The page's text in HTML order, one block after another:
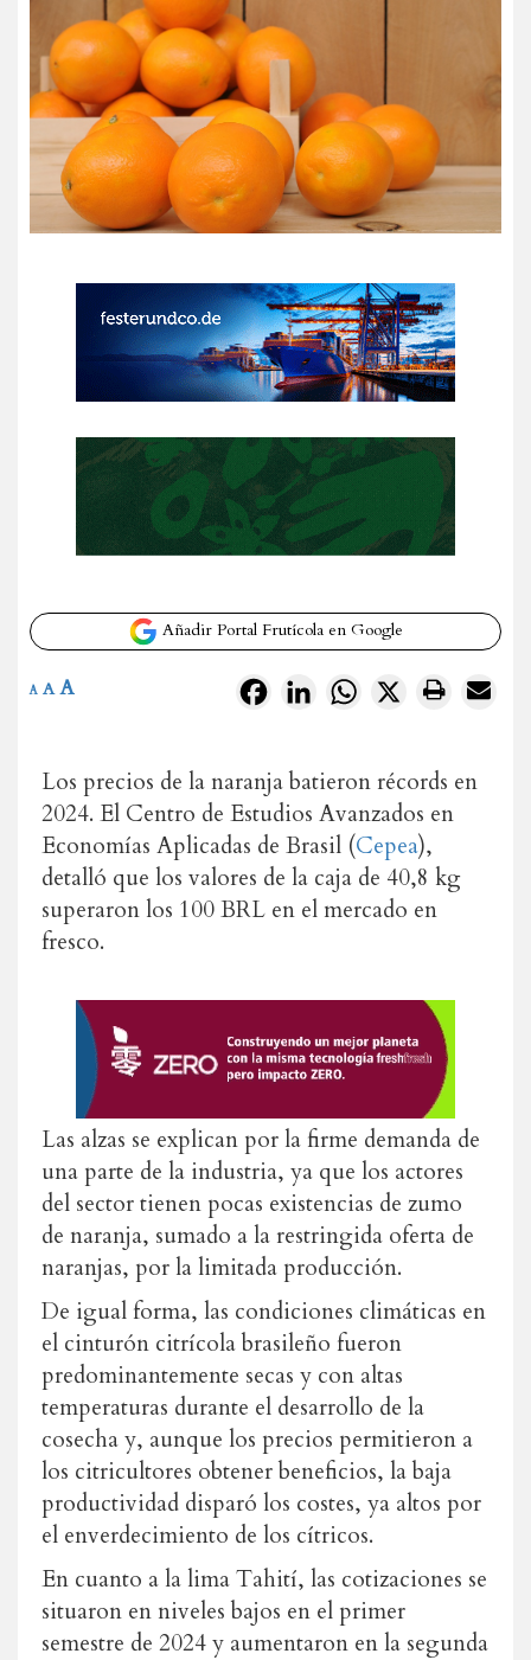
Añadir Portal Frutícola en Google
FacebookLinkedInWhatsApp
X
A A A
Los precios de la naranja batieron récords en
2024. El Centro de Estudios Avanzados en
Economías Aplicadas de Brasil (Cepea),
detalló que los valores de la caja de 40,8 kg
superaron los 100 BRL en el mercado en
fresco.
Las alzas se explican por la firme demanda de
una parte de la industria, ya que los actores
del sector tienen pocas existencias de zumo
de naranja, sumado a la restringida oferta de
naranjas, por la limitada producción.
De igual forma, las condiciones climáticas en
el cinturón citrícola brasileño fueron
predominantemente secas y con altas
temperaturas durante el desarrollo de la
cosecha y, aunque los precios permitieron a
los citricultores obtener beneficios, la baja
productividad disparó los costes, ya altos por
el enverdecimiento de los cítricos.
En cuanto a la lima Tahití, las cotizaciones se
situaron en niveles bajos en el primer
semestre de 2024 y aumentaron en la segunda